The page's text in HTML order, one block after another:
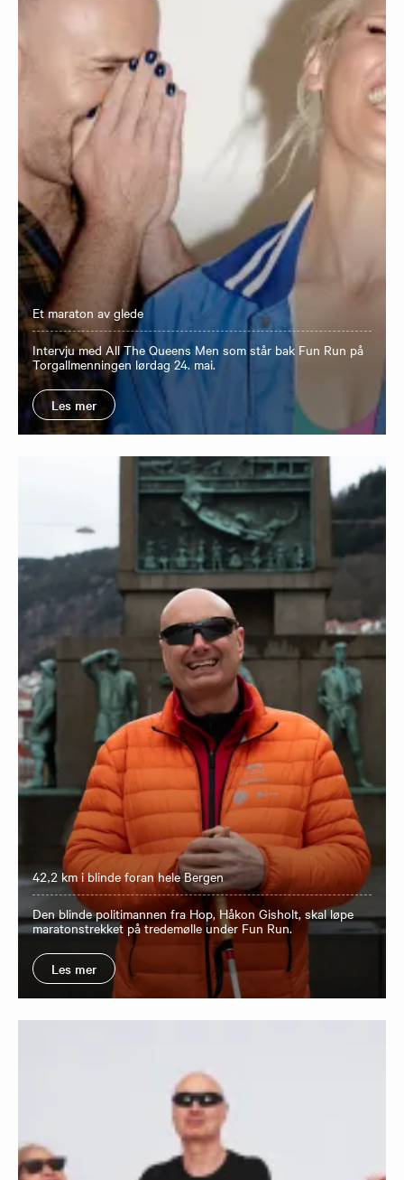
Et maraton av glede
Intervju med All The Queens Men som står bak Fun Run på
Torgallmenningen lørdag 24. mai.
Les mer
42,2 km i blinde foran hele Bergen
Den blinde politimannen fra Hop, Håkon Gisholt, skal løpe
maratonstrekket på tredemølle under Fun Run.
Les mer